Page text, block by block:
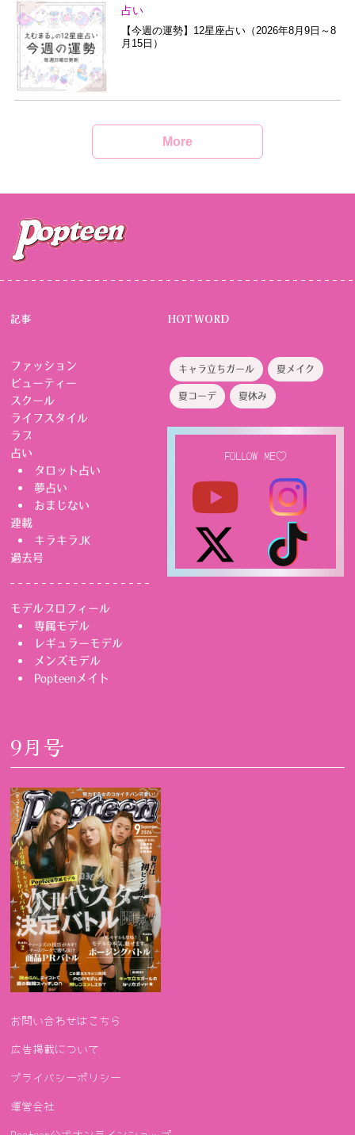
占い
【今週の運勢】12星座占い（2026年8月9日～8
月15日）
More
記事
ファッション
ビューティー
スクール
ライフスタイル
ラブ
占い
タロット占い
夢占い
おまじない
連載
キラキラJK
過去号
モデルプロフィール
専属モデル
レギュラーモデル
メンズモデル
Popteenメイト
HOT WORD
キャラ立ちガール 夏メイク
夏コーデ 夏休み
FOLLOW ME♡
9月号
お問い合わせはこちら
広告掲載について
プライバシーポリシー
運営会社